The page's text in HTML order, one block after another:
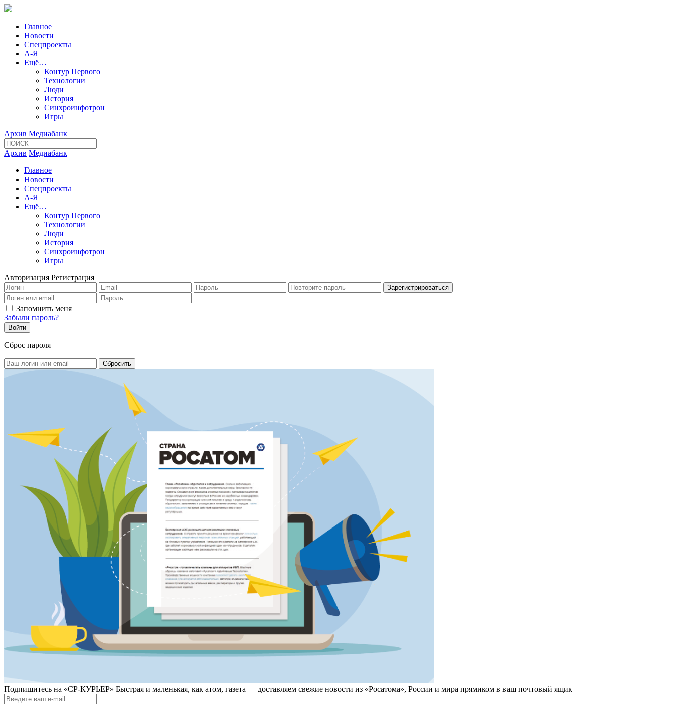
Главное
Новости
Спецпроекты
А-Я
Ещё…
Контур Первого
Технологии
Люди
История
Синхроинфотрон
Игры
Архив Медиабанк
Архив Медиабанк
Главное
Новости
Спецпроекты
А-Я
Ещё…
Контур Первого
Технологии
Люди
История
Синхроинфотрон
Игры
Авторизация Регистрация
Запомнить меня
Забыли пароль?
Сброс пароля
Подпишитесь на «СР-КУРЬЕР» Быстрая и маленькая, как атом, газета — доставляем свежие новости из «Росатома», России и мира прямиком в ваш почтовый ящик